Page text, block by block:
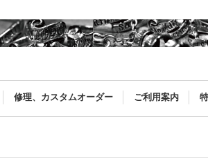
修理、カスタムオーダー ご利用案内